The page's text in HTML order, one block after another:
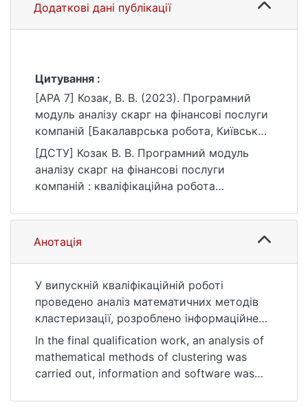
Додаткові дані публікації
Цитування :
[APA 7] Козак, В. В. (2023). Програмний
модуль аналізу скарг на фінансові послуги
компаній [Бакалаврська робота, Київський
національний університет імені Тараса
Шевченка]. eKNUTSHIR.
https://ir.library.knu.ua/handle/123456789/54
[ДСТУ] Козак В. В. Програмний модуль
аналізу скарг на фінансові послуги
компаній : кваліфікаційна робота
Київ, 2023. 98 с. URL:
https://ir.library.knu.ua/handle/123456789/54
27 (дата звернення: 25.07.2026).
Анотація
У випускній кваліфікаційній роботі
проведено аналіз математичних методів
кластеризації, розроблено інформаційне
та програмне забезпечення, що виконує
дозволяє проводити зручну
кластеризацію даних, бачити візуальне
зручну структуру.
In the final qualification work, an analysis of
mathematical methods of clustering was
carried out, information and software was